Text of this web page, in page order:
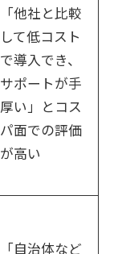
「他社と比較
して低コスト
で導入でき、
サポートが手
厚い」とコス
パ面での評価
が高い
「自治体など